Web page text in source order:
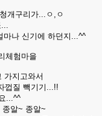
개구리가...ㅇ,ㅇ
마나 신기에 하던지...^^
가지고와서
껍질 빽기기...!!
...^^
종알~ 종알~